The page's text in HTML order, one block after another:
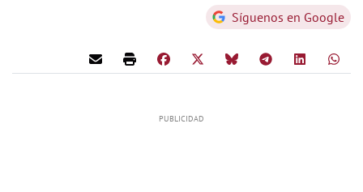
Síguenos en Google